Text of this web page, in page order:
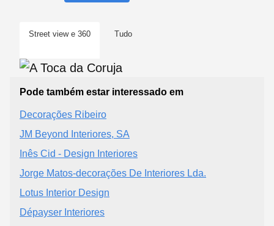
Street view e 360 Tudo
Pode também estar interessado em
Decorações Ribeiro
JM Beyond Interiores, SA
Inês Cid - Design Interiores
Jorge Matos-decorações De Interiores Lda.
Lotus Interior Design
Dépayser Interiores